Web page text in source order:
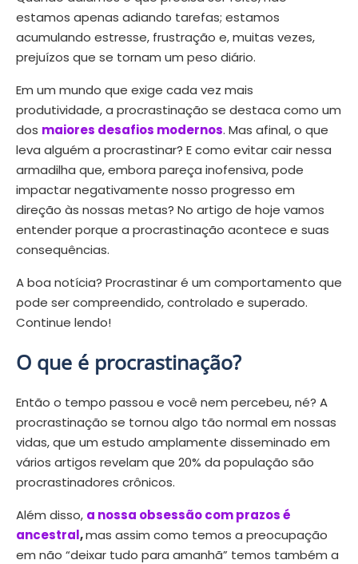
estamos apenas adiando tarefas; estamos
acumulando estresse, frustração e, muitas vezes,
prejuízos que se tornam um peso diário.
Em um mundo que exige cada vez mais
produtividade, a procrastinação se destaca como um
dos maiores desafios modernos. Mas afinal, o que
leva alguém a procrastinar? E como evitar cair nessa
armadilha que, embora pareça inofensiva, pode
impactar negativamente nosso progresso em
direção às nossas metas? No artigo de hoje vamos
entender porque a procrastinação acontece e suas
consequências.
A boa notícia? Procrastinar é um comportamento que
pode ser compreendido, controlado e superado.
Continue lendo!
O que é procrastinação?
Então o tempo passou e você nem percebeu, né? A
procrastinação se tornou algo tão normal em nossas
vidas, que um estudo amplamente disseminado em
vários artigos revelam que 20% da população são
procrastinadores crônicos.
Além disso, a nossa obsessão com prazos é
ancestral,mas assim como temos a preocupação
em não “deixar tudo para amanhã” temos também a